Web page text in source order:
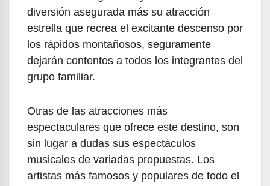
diversión asegurada más su atracción
estrella que recrea el excitante descenso por
los rápidos montañosos, seguramente
dejarán contentos a todos los integrantes del
grupo familiar.
Otras de las atracciones más
espectaculares que ofrece este destino, son
sin lugar a dudas sus espectáculos
musicales de variadas propuestas. Los
artistas más famosos y populares de todo el